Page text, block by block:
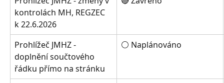
kontrolách MH, REGZEC
k 22.6.2026
Prohlížeč JMHZ -
doplnění součtového
řádku přímo na stránku
⚪ Naplánováno